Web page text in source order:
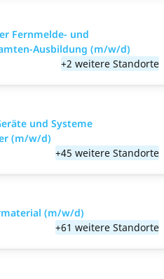
Fernmelde- und
Ausbildung (m/w/d)
+2 weitere Standorte
und Systeme
(m/w/d)
+45 weitere Standorte
(m/w/d)
+61 weitere Standorte